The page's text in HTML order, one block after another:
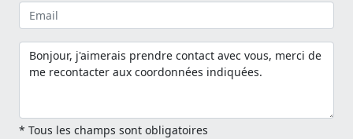
* Tous les champs sont obligatoires